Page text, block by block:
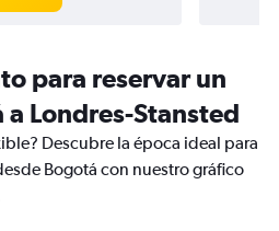
para reservar un
Londres-Stansted
Descubre la época ideal para
Bogotá con nuestro gráfico